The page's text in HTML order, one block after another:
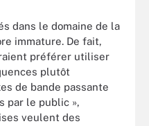
dans le domaine de la
immature. De fait,
préférer utiliser
plutôt
de bande passante
par le public »,
veulent des